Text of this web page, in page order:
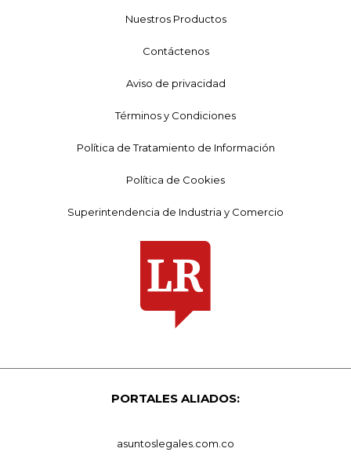
Nuestros Productos
Contáctenos
Aviso de privacidad
Términos y Condiciones
Política de Tratamiento de Información
Política de Cookies
Superintendencia de Industria y Comercio
PORTALES ALIADOS:
asuntoslegales.com.co